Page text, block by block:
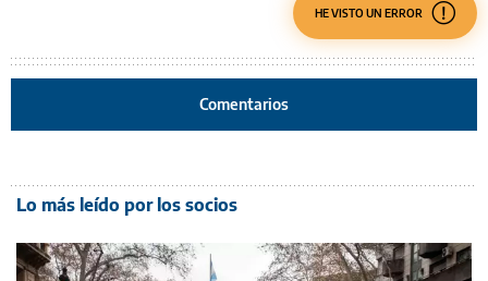
HE VISTO UN ERROR
Comentarios
Lo más leído por los socios